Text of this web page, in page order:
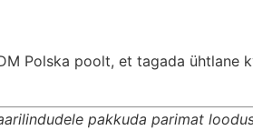
Polska poolt, et tagada ühtlane
pakkuda parimat